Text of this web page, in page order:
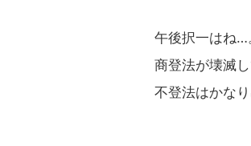
午後択一はね…
商登法が壊滅
不登法はかな